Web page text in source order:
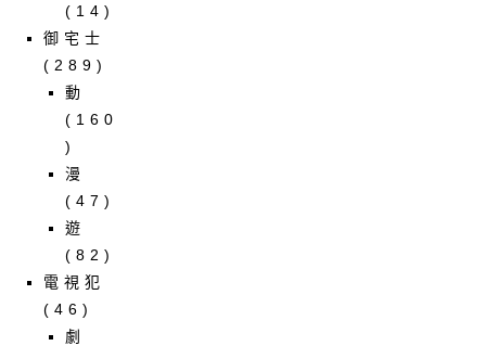
(14)
御宅士
(289)
動
(160
)
漫
(47)
遊
(82)
電視犯
(46)
劇